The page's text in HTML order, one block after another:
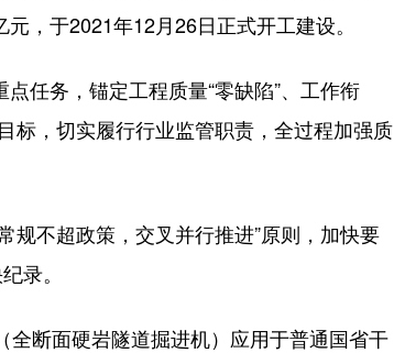
，于2021年12月26日正式开工建设。
任务，锚定工程质量“零缺陷”、工作衔
标，切实履行行业监管职责，全过程加强质
规不超政策，交叉并行推进”原则，加快要
录。
断面硬岩隧道掘进机）应用于普通国省干